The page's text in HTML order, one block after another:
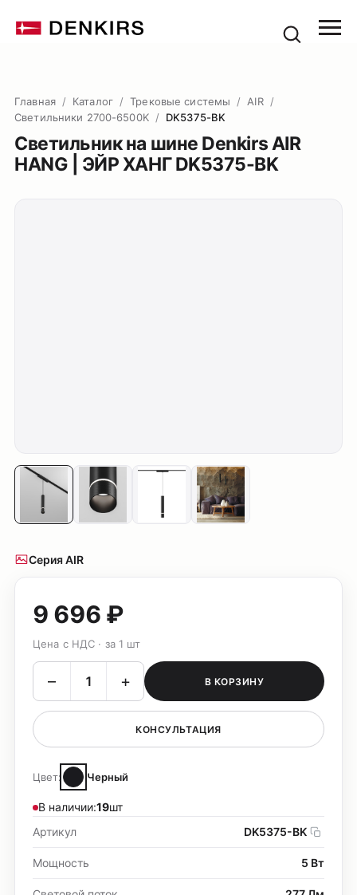
Главная / Каталог / Трековые системы / AIR /
Светильники 2700-6500K / DK5375-BK
Светильник на шине Denkirs AIR
HANG | ЭЙР ХАНГ DK5375-BK
Серия AIR
9 696 ₽
Цена с НДС · за 1 шт
– + В КОРЗИНУ
КОНСУЛЬТАЦИЯ
Цвет: Черный
В наличии:19шт
Артикул
DK5375-BK
Мощность 5 Вт